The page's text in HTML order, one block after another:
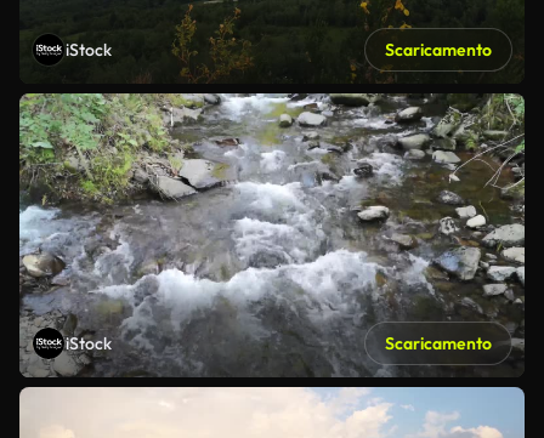
iStock Scaricamento
iStock Scaricamento